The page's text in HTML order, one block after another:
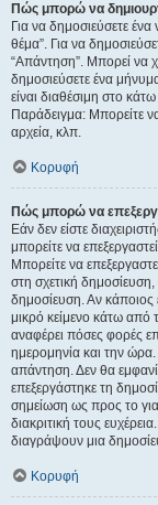
Πώς μπορώ να
Για να δημοσιεύσετε
θέμα”. Για να
“Απάντηση”. Μπορεί να
δημοσιεύσετε ένα
είναι διαθέσιμη στο
Παράδειγμα: Μπορείτε
αρχεία, κλπ.
Κορυφή
Πώς μπορώ να
Εάν δεν είστε
μπορείτε να
Μπορείτε να
στη σχετική
δημοσίευση. Αν κάποιος
μικρό κείμενο κάτω από
αναφέρει πόσες φορές
ημερομηνία και την ώρα.
απάντηση. Δεν θα
επεξεργάστηκε τη
σημείωση ως προς το
διακριτική τους
διαγράψουν μια
Κορυφή